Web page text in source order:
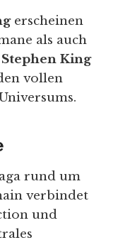
erscheinen
als auch
Stephen King
vollen
rund um
verbindet
und